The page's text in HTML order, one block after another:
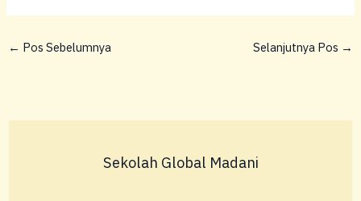
← Pos Sebelumnya Selanjutnya Pos →
Sekolah Global Madani